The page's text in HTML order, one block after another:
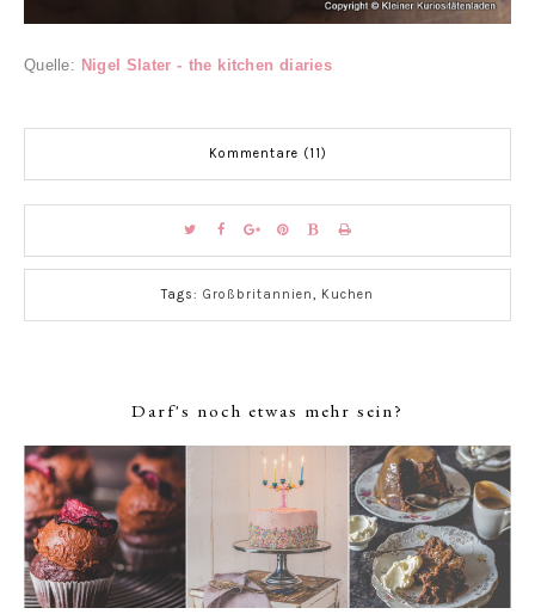
Quelle: Nigel Slater - the kitchen diaries
Kommentare (11)
Tags: Großbritannien, Kuchen
Darf's noch etwas mehr sein?